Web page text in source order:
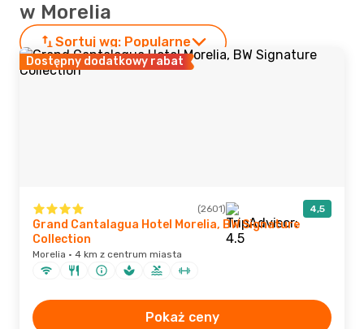
w Morelia
Sortuj wg: Popularne
Dostępny dodatkowy rabat
(2601) 4,5
Grand Cantalagua Hotel Morelia, BW Signature
Collection
Morelia · 4 km z centrum miasta
Pokaż ceny